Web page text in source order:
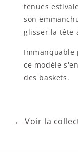
tenues
son
glisser la tête
Immanquable
ce modèle
des baskets.
← Voir la